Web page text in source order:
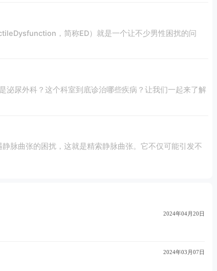
，简称ED）就是一个让不少男性困扰的问
泌尿外科？这个科室到底诊治哪些疾病？让我们一起来了解
脉曲张的困扰，这就是精索静脉曲张。它不仅可能引发不
2024年04月20日
2024年03月07日